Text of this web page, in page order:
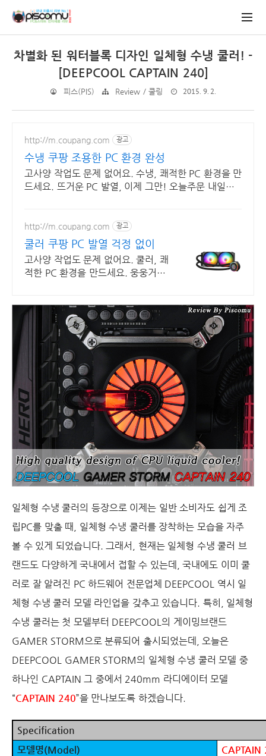
차별화 된 워터블록 디자인 일체형 수냉 쿨러! -
[DEEPCOOL CAPTAIN 240]
피스(PIS) Review / 쿨링 2015. 9. 2.
http://m.coupang.com 광고
수냉 쿠팡 조용한 PC 환경 완성
고사양 작업도 문제 없어요. 수냉, 쾌적한 PC 환경을 만
드세요. 뜨거운 PC 발열, 이제 그만! 오늘주문 내일도
http://m.coupang.com 광고
쿨러 쿠팡 PC 발열 걱정 없이
고사양 작업도 문제 없어요. 쿨러, 쾌
적한 PC 환경을 만드세요. 웅웅거리
일체형 수냉 쿨러의 등장으로 이제는 일반 소비자도 쉽게 조
립PC를 맞출 때
일체형 수냉 쿨러를 장착하는 모습을 자주
볼 수 있게 되었습니다. 그래서
현재는 일체형 수냉 쿨러 브
랜드도 다양하게 국내에서 접할 수 있는데
국내에도 이미 쿨
러로 잘 알려진 PC 하드웨어 전문업체 DEEPCOOL 역시 일
체형 수냉 쿨러 모델 라인업을 갖추고 있습니다. 특히
일체형
수냉 쿨러는 첫 모델부터 DEEPCOOL 의 게이밍브랜드
GAMER STORM으로 분류되어 출시되었는데
오늘은
DEEPCOOL GAMER STORM의 일체형 수냉 쿨러 모델 중
하나인 CAPTAIN 그 중에서 240mm 라디에이터 모델
“CAPTAIN 240”을 만나보도록 하겠습니다.
Specification
모델명(Model)
CAPTAIN